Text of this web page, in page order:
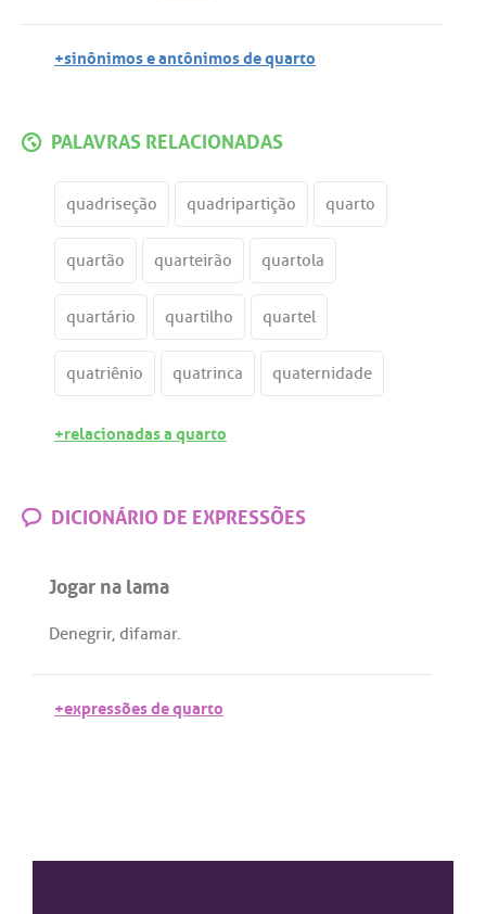
+sinônimos e antônimos de quarto
PALAVRAS RELACIONADAS
quadriseção quadripartição quarto
quartão quarteirão quartola
quartário quartilho quartel
quatriênio quatrinca quaternidade
+relacionadas a quarto
DICIONÁRIO DE EXPRESSÕES
Jogar na lama
Denegrir, difamar.
+expressões de quarto